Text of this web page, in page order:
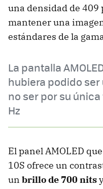
una densidad de
mantener una
estándares de la
La pantalla
hubiera podido
no ser por su
Hz
El panel AMOLED
10S ofrece un
un brillo de 700 nits